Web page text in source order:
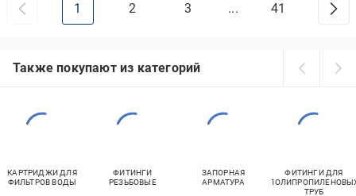
1 2 3 ... 41
Также покупают из категорий
КАРТРИДЖИ ДЛЯ
ФИЛЬТРОВ ВОДЫ
ФИТИНГИ
РЕЗЬБОВЫЕ
ЗАПОРНАЯ
АРМАТУРА
ФИТИНГИ ДЛЯ
ТРУБ